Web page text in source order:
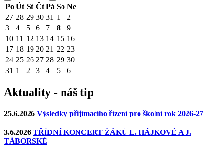
Po Út St Čt Pá So Ne
27 28 29 30 31 1
2
3
4 5 6 7 8
9
10 11 12 13 14 15 16
17 18 19 20 21 22 23
24 25 26 27 28 29 30
31 1 2 3 4 5 6
Aktuality - náš tip
25.6.2026 Výsledky přijímacího řízení pro školní rok 2026-27
3.6.2026 TŘÍDNÍ KONCERT ŽÁKŮ L. HÁJKOVÉ A J.
TÁBORSKÉ